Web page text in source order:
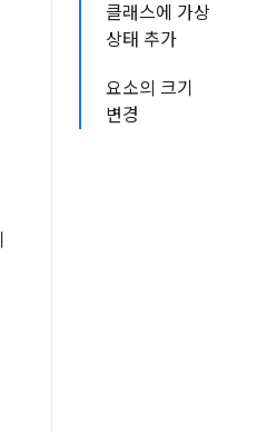
클래스에 가상
상태 추가
요소의 크기
변경